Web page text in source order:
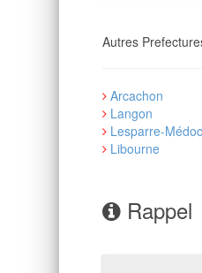
Autres
Arcachon
Langon
Lesparre-Médoc
Libourne
Rappel